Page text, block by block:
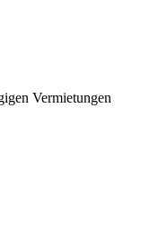
Vermietungen